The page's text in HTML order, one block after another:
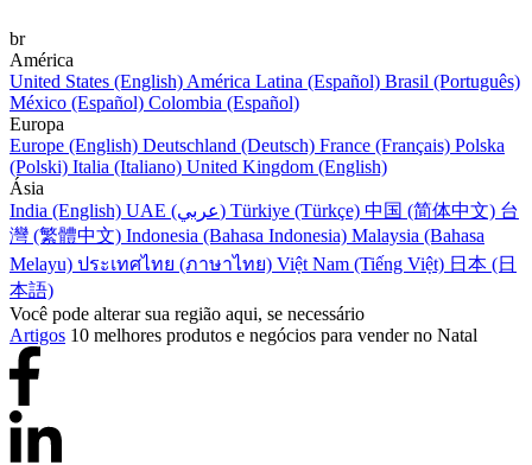
br
América
United States (English) América Latina (Español) Brasil (Português)
México (Español) Colombia (Español)
Europa
Europe (English) Deutschland (Deutsch) France (Français) Polska
(Polski) Italia (Italiano) United Kingdom (English)
Ásia
India (English)
UAE (عربي) Türkiye (Türkçe) 中国 (简体中文) 台
灣 (繁體中文) Indonesia (Bahasa Indonesia) Malaysia (Bahasa
Melayu) ประเทศไทย (ภาษาไทย) Việt Nam (Tiếng Việt) 日本 (日
本語)
Você pode alterar sua região aqui, se necessário
Artigos 10 melhores produtos e negócios para vender no Natal